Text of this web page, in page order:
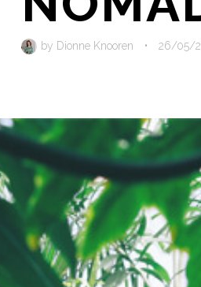
by Dionne Knooren • 26/05/